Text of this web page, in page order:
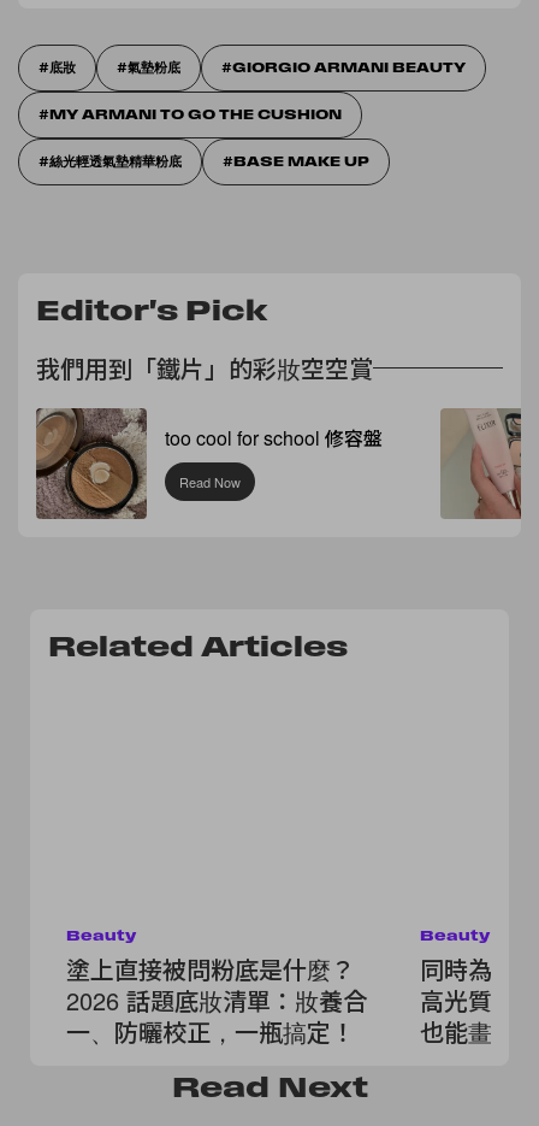
底妝 氣墊粉底 GIORGIO ARMANI BEAUTY
MY ARMANI TO GO THE CUSHION
絲光輕透氣墊精華粉底 BASE MAKE UP
Editor's Pick
我們用到「鐵片」的彩妝空空賞
too cool for school 修容盤
Read Now
Related Articles
Beauty
塗上直接被問粉底是什麼？
2026 話題底妝清單：妝養合
一、防曬校正，一瓶搞定！
Beauty
同時為妝
高光質地
也能畫出
Read Next